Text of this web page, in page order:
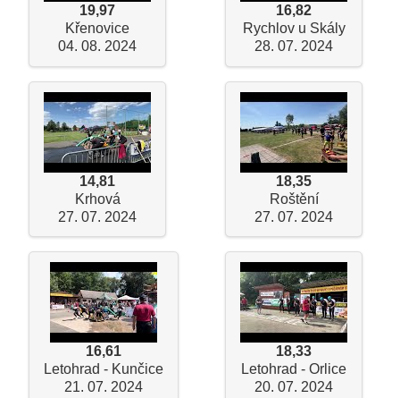
19,97
Křenovice
04. 08. 2024
16,82
Rychlov u Skály
28. 07. 2024
14,81
Krhová
27. 07. 2024
18,35
Roštění
27. 07. 2024
16,61
Letohrad - Kunčice
21. 07. 2024
18,33
Letohrad - Orlice
20. 07. 2024